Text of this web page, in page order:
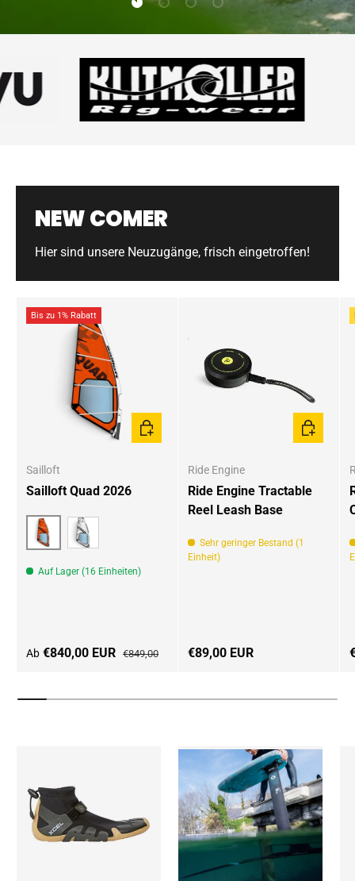
NEW COMER
Hier sind unsere Neuzugänge, frisch eingetroffen!
Bis zu 1% Rabatt
Sailloft
Sailloft Quad 2026
orange
Auf Lager (16 Einheiten)
Verkaufspreis
Ab €840,00 EUR Normaler Preis
€849,00
OPTIONEN AUSWÄHLEN
Ride Engine
Ride Engine Tractable
Reel Leash Base
Sehr geringer Bestand (1
Einheit)
Normaler Preis
€89,00 EUR
IN DEN